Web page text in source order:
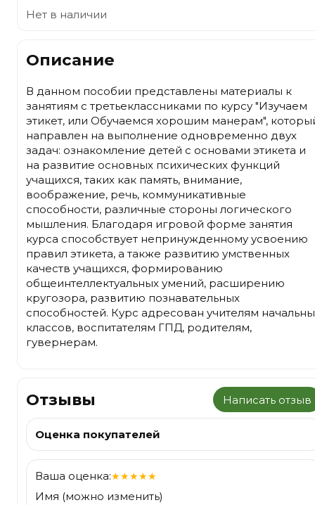
Нет в наличии
Описание
В данном пособии представлены материалы к
занятиям с третьеклассниками по курсу "Изучаем
этикет, или Обучаемся хорошим манерам",
направлен на выполнение одновременно двух
задач: ознакомление детей с основами этикета и
на развитие основных психических функций
учащихся, таких как память, внимание,
воображение, речь, коммуникативные
способности, различные стороны логического
мышления. Благодаря игровой форме занятия
курса способствует непринужденному усвоению
правил этикета, а также развитию умственных
качеств учащихся, формированию
общеинтеллектуальных умений, расширению
кругозора, развитию познавательных
способностей. Курс адресован учителям
классов, воспитателям ГПД, родителям,
гувернерам.
Отзывы Написать отзыв
Оценка покупателей
Ваша оценка:★★★★★
Имя (можно изменить)